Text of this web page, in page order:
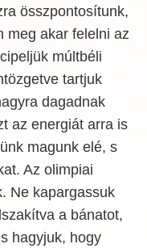
összpontosítunk,
meg akar felelni az
múltbéli
tartjuk
dagadnak
az energiát arra is
magunk elé, s
Az olimpiai
Ne kapargassuk
a bánatot,
hagyjuk, hogy